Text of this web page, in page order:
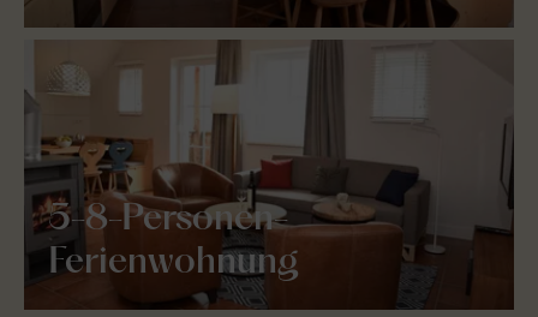
5-8-Personen-
Ferienwohnung